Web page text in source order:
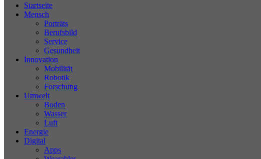
Startseite
Mensch
Porträts
Berufsbild
Service
Gesundheit
Innovation
Mobilität
Robotik
Forschung
Umwelt
Boden
Wasser
Luft
Energie
Digital
Apps